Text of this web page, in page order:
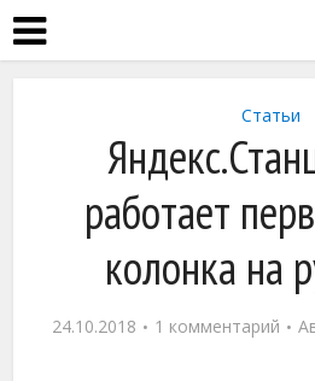
Статьи
работает
колонка на
24.10.2018 1 комментарий